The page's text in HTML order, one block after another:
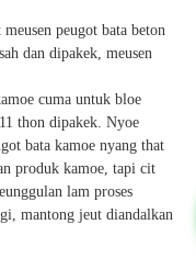
peugot bata beton
dan dipakek, meusen
cuma untuk bloe
thon dipakek. Nyoe
bata kamoe nyang that
produk kamoe, tapi cit
lam proses
mantong jeut diandalkan